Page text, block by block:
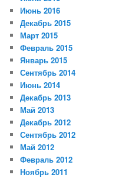
Июнь 2016
Декабрь 2015
Март 2015
Февраль 2015
Январь 2015
Сентябрь 2014
Июнь 2014
Декабрь 2013
Май 2013
Декабрь 2012
Сентябрь 2012
Май 2012
Февраль 2012
Ноябрь 2011